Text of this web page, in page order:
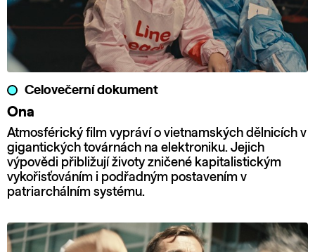
Celovečerní dokument
Ona
Atmosférický film vypráví o vietnamských dělnicích v
gigantických továrnách na elektroniku. Jejich
výpovědi přibližují životy zničené kapitalistickým
vykořisťováním i podřadným postavením v
patriarchálním systému.